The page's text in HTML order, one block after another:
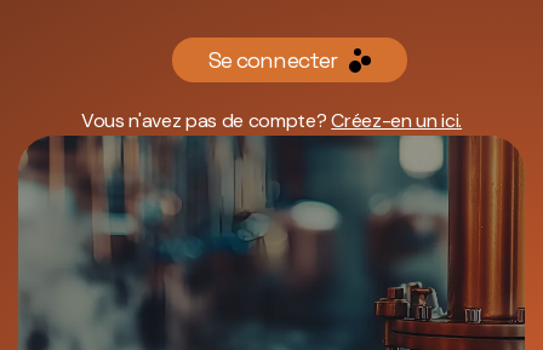
Se connecter
Vous n'avez pas de compte?Créez-en un ici.